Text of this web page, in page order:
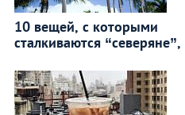
10 вещей, с которыми
сталкиваются “северяне”,